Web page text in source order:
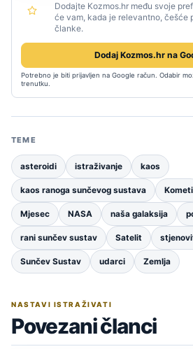
Dodajte Kozmos.hr među svoje
će vam, kada je relevantno, češće
članke.
Dodaj Kozmos.hr na
Potrebno je biti prijavljen na Google račun. Odabir
trenutku.
TEME
asteroidi istraživanje kaos
kaos ranoga sunčevog sustava Kometi
Mjesec NASA naša galaksija
rani sunčev sustav Satelit
Sunčev Sustav udarci Zemlja
NASTAVI ISTRAŽIVATI
Povezani članci